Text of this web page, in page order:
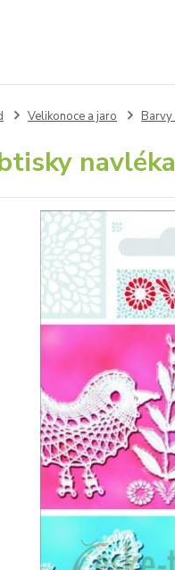
Velikonoce a jaro